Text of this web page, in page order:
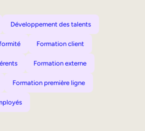
Développement des talents
Formation client
Formation externe
Formation première ligne